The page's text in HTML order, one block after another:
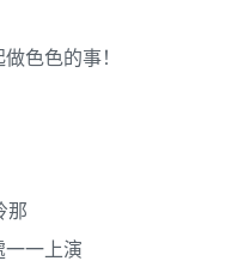
色色的事！
那
一一上演